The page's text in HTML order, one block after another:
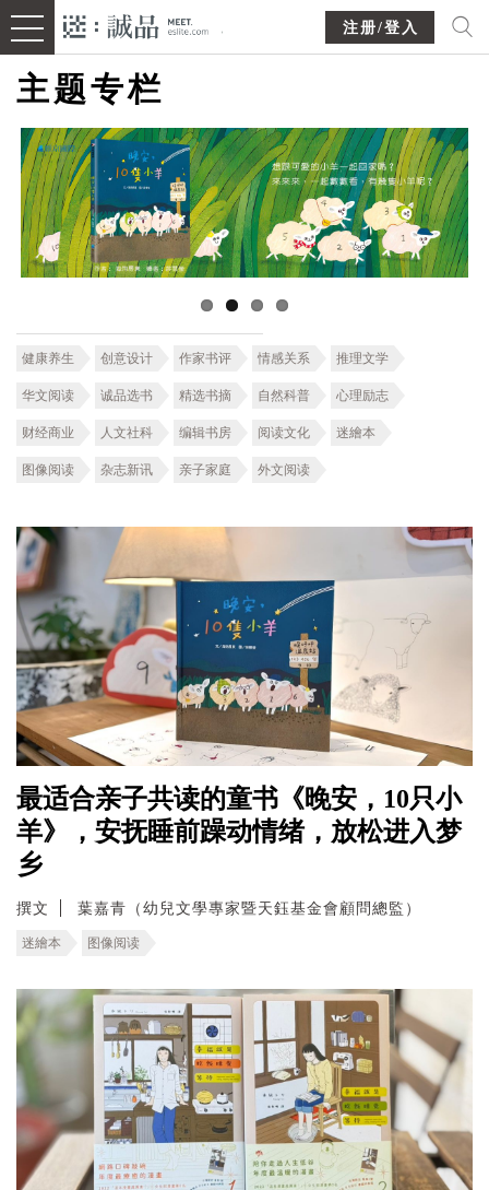
注册/登入
主题专栏
健康养生 创意设计 作家书评 情感关系 推理文学
华文阅读 诚品选书 精选书摘 自然科普 心理励志
财经商业 人文社科 编辑书房 阅读文化 迷繪本
图像阅读 杂志新讯 亲子家庭 外文阅读
最适合亲子共读的童书《晚安，10只小
羊》，安抚睡前躁动情绪，放松进入梦
乡
撰文 葉嘉青（幼兒文學專家暨天鈺基金會顧問總監）
迷繪本 图像阅读